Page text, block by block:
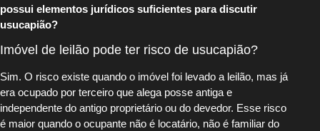
possui elementos jurídicos suficientes para discutir
usucapião?
Imóvel de leilão pode ter risco de usucapião?
Sim. O risco existe quando o imóvel foi levado a leilão, mas já
era ocupado por terceiro que alega posse antiga e
independente do antigo proprietário ou do devedor. Esse risco
é maior quando o ocupante não é locatário, não é familiar do